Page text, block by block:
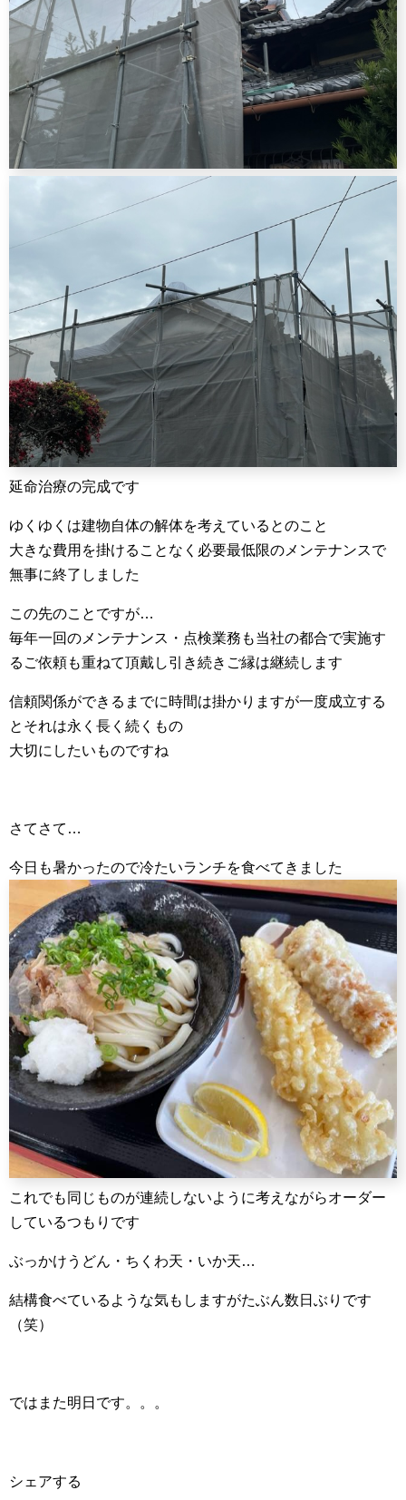
延命治療の完成です
ゆくゆくは建物自体の解体を考えているとのこと
大きな費用を掛けることなく必要最低限のメンテナンスで
無事に終了しました
この先のことですが…
毎年一回のメンテナンス・点検業務も当社の都合で実施す
るご依頼も重ねて頂戴し引き続きご縁は継続します
信頼関係ができるまでに時間は掛かりますが一度成立する
とそれは永く長く続くもの
大切にしたいものですね
さてさて…
今日も暑かったので冷たいランチを食べてきました
これでも同じものが連続しないように考えながらオーダー
しているつもりです
ぶっかけうどん・ちくわ天・いか天…
結構食べているような気もしますがたぶん数日ぶりです
（笑）
ではまた明日です。。。
シェアする